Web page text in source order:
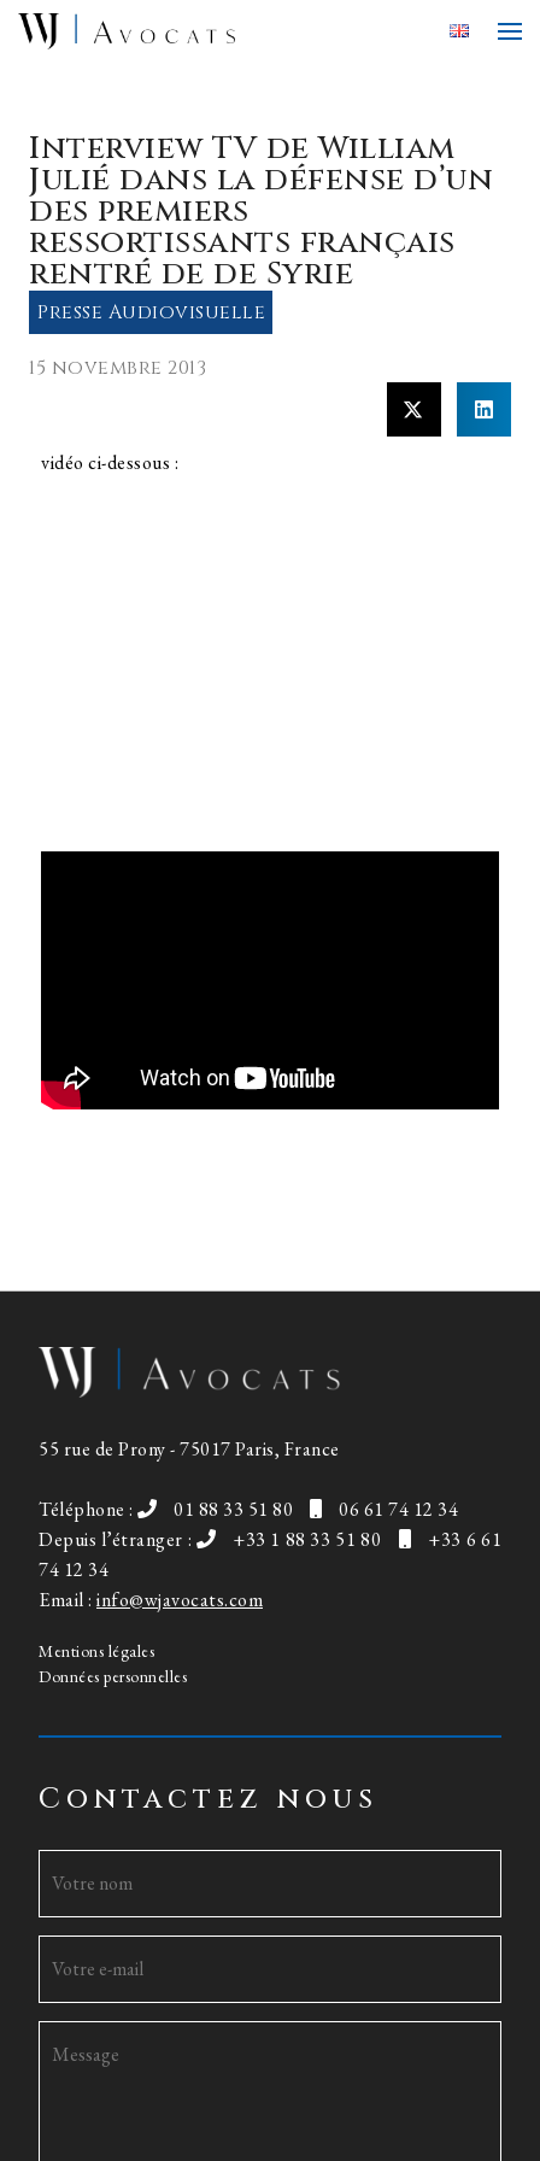
Skip to main content
Interview TV de William
Julié dans la défense d’un
des premiers
ressortissants français
rentré de de Syrie
Presse Audiovisuelle
15 novembre 2013
vidéo ci-dessous :
55 rue de Prony - 75017 Paris, France
Téléphone : 01 88 33 51 80
06 61 74 12 34
Depuis l’étranger :
+33 1 88 33 51 80
+33 6 61
74 12 34
Email : info@wjavocats.com
Mentions légales
Données personnelles
Contactez nous